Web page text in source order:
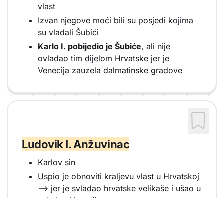
vlast
Izvan njegove moći bili su posjedi kojima
su vladali Šubići
Karlo I. pobijedio je Šubiće, ali nije
ovladao tim dijelom Hrvatske jer je
Venecija zauzela dalmatinske gradove
Ludovik I. Anžuvinac
Karlov sin
Uspio je obnoviti kraljevu vlast u Hrvatskoj
--> jer je svladao hrvatske velikaše i ušao u